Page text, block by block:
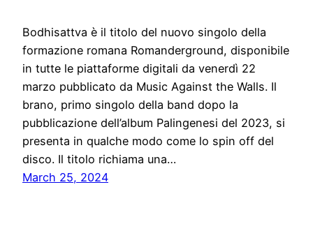
Bodhisattva è il titolo del nuovo singolo della
formazione romana Romanderground, disponibile
in tutte le piattaforme digitali da venerdì 22
marzo pubblicato da Music Against the Walls. Il
brano, primo singolo della band dopo la
pubblicazione dell’album Palingenesi del 2023, si
presenta in qualche modo come lo spin off del
disco. Il titolo richiama una…
March 25, 2024